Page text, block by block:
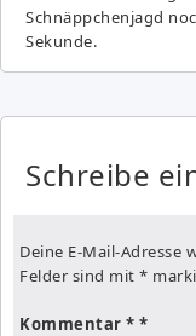
Schnäppchenjagd
Sekunde.
Schreibe
Deine E-Mail-
Felder sind mit *
Kommentar *